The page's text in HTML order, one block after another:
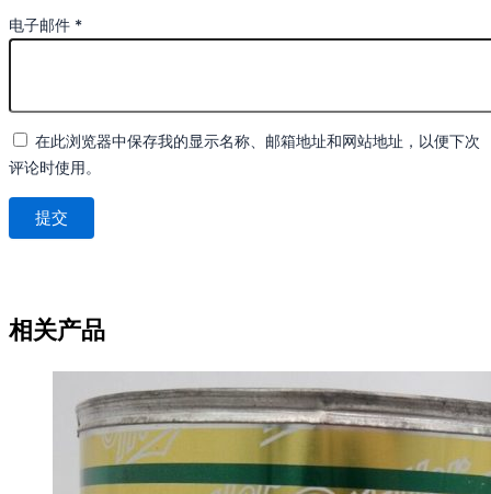
电子邮件 *
在此浏览器中保存我的显示名称、邮箱地址和网站地址，以便下次
评论时使用。
相关产品